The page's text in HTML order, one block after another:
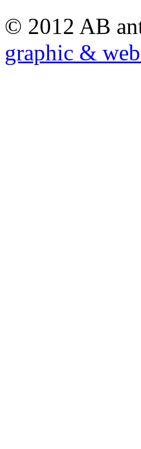
© 2012 AB
graphic &